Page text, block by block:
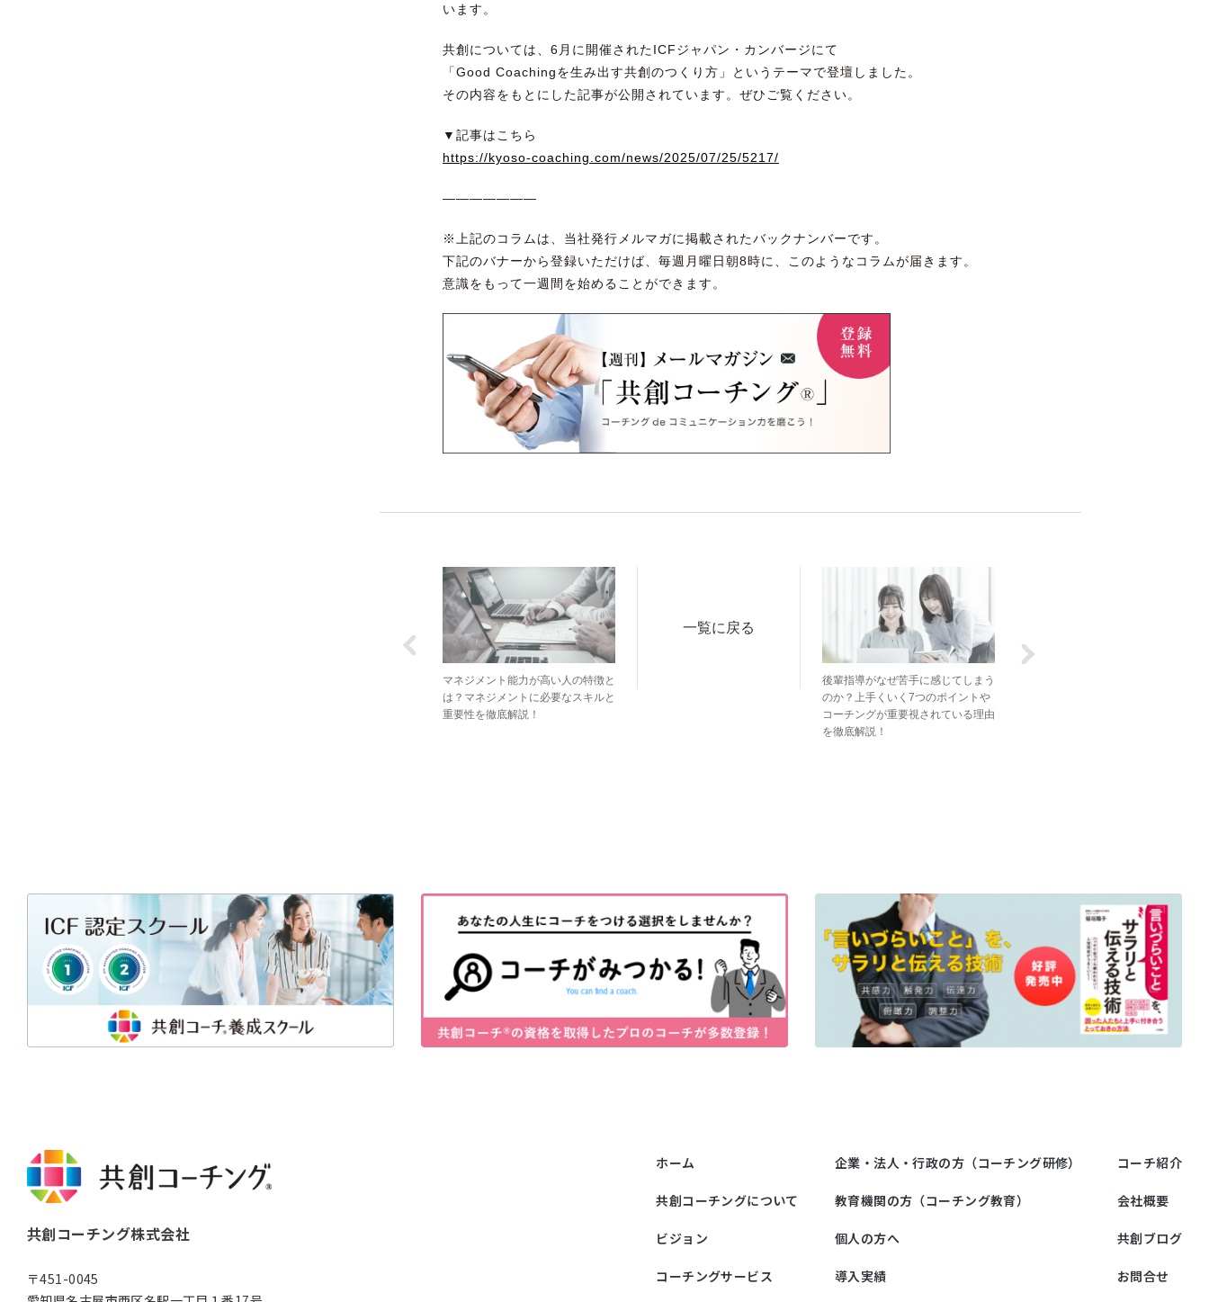
います。
共創については、6月に開催されたICFジャパン・カンバージにて
「Good Coachingを生み出す共創のつくり方」というテーマで登壇しました。
その内容をもとにした記事が公開されています。ぜひご覧ください。
▼記事はこちら
https://kyoso-coaching.com/news/2025/07/25/5217/
———————
※上記のコラムは、当社発行メルマガに掲載されたバックナンバーです。
下記のバナーから登録いただけば、毎週月曜日朝8時に、このようなコラムが届きます。
意識をもって一週間を始めることができます。
マネジメント能力が高い人の特徴と
は？マネジメントに必要なスキルと
重要性を徹底解説！
一覧に戻る
後輩指導がなぜ苦手に感じてしまう
のか？上手くいく7つのポイントや
コーチングが重要視されている理由
を徹底解説！
共創コーチング株式会社
〒451-0045
ホーム 企業・法人・行政の方（コーチング研修） コーチ紹介
共創コーチングについて 教育機関の方（コーチング教育） 会社概要
ビジョン 個人の方へ 共創ブログ
コーチングサービス 導入実績 お問合せ